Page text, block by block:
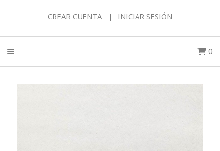
CREAR CUENTA INICIAR SESIÓN
0